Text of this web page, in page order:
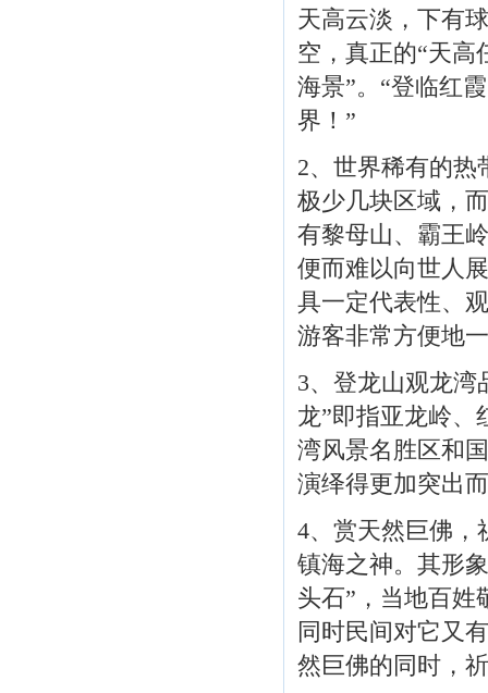
天高云淡，下有
空，真正的“天高
海景”。“登临红
界！”
2、世界稀有的热
极少几块区域，
有黎母山、霸王
便而难以向世人
具一定代表性、
游客非常方便地
3、登龙山观龙湾
龙”即指亚龙岭、
湾风景名胜区和
演绎得更加突出
4、赏天然巨佛，
镇海之神。其形
头石”，当地百姓
同时民间对它又
然巨佛的同时，